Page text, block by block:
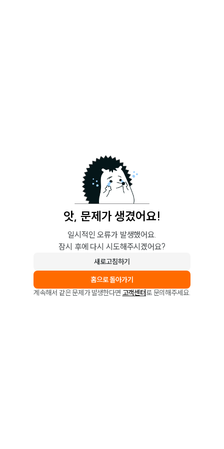
앗, 문제가 생겼어요!
일시적인 오류가 발생했어요.
잠시 후에 다시 시도해주시겠어요?
새로고침하기
홈으로 돌아가기
계속해서 같은 문제가 발생한다면 고객센터로 문의해주세요.